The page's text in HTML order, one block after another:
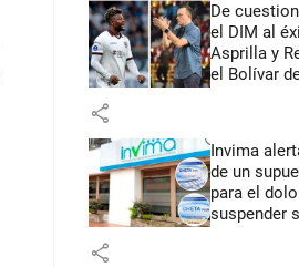
De
el DIM al
Asprilla y
el Bolívar
share
Invima
de un
para el
suspender
share